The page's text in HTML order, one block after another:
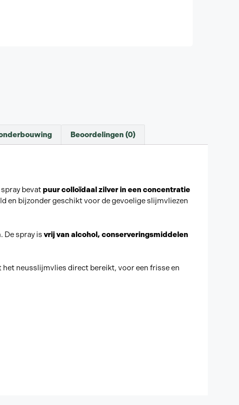
Beoordelingen (0)
bevatpuur colloïdaal zilver in een concentratie
en bijzonder geschikt voor de gevoelige slijmvliezen
De spray is vrij van alcohol, conserveringsmiddelen
neusslijmvlies direct bereikt, voor een frisse en